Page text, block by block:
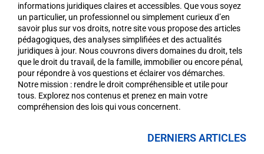
informations juridiques claires et accessibles. Que vous soyez
un particulier, un professionnel ou simplement curieux d’en
savoir plus sur vos droits, notre site vous propose des articles
pédagogiques, des analyses simplifiées et des actualités
juridiques à jour. Nous couvrons divers domaines du droit, tels
que le droit du travail, de la famille, immobilier ou encore pénal,
pour répondre à vos questions et éclairer vos démarches.
Notre mission : rendre le droit compréhensible et utile pour
tous. Explorez nos contenus et prenez en main votre
compréhension des lois qui vous concernent.
DERNIERS ARTICLES